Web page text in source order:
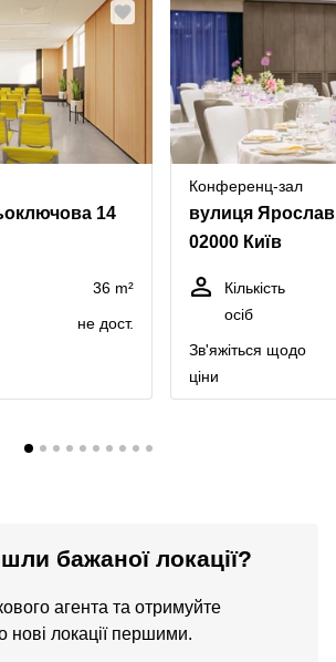
14
36 m²
не дост.
Конференц-зал
вулиця
02000 Київ
Кількість
осіб
Зв'яжіться щодо
ціни
бажаної локації?
агента та отримуйте
нові локації першими.